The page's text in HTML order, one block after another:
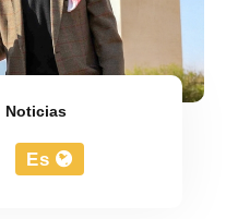
Noticias
Es